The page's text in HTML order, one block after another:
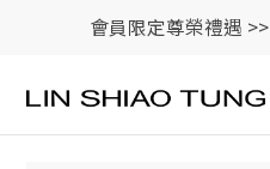
會員限定尊榮禮遇 >>